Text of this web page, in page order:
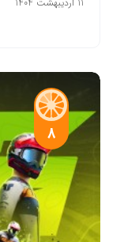
11 اردیبهشت 1404
8